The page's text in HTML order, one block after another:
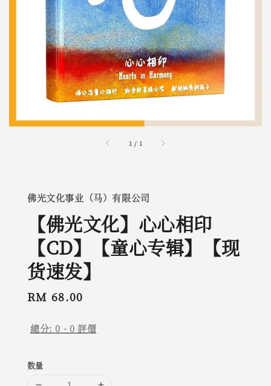
1 / 1
佛光文化事业（马）有限公司
【佛光文化】心心相印
【CD】【童心专辑】【现
货速发】
Regular
RM 68.00
總分:0 - 0 評價
数量